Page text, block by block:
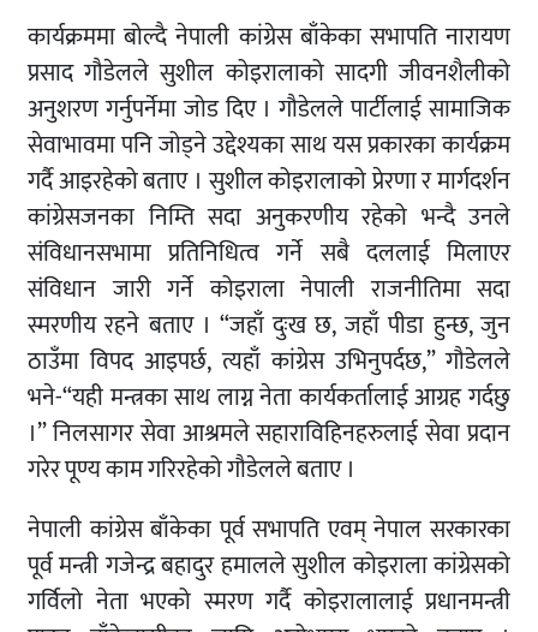
कार्यक्रममा बोल्दै नेपाली कांग्रेस बाँकेका सभापति नारायण
प्रसाद गौडेलले सुशील कोइरालाको सादगी जीवनशैलीको
अनुशरण गर्नुपर्नेमा जोड दिए । गौडेलले पार्टीलाई सामाजिक
सेवाभावमा पनि जोड्ने उद्देश्यका साथ यस प्रकारका कार्यक्रम
गर्दै आइरहेको बताए । सुशील कोइरालाको प्रेरणा र मार्गदर्शन
कांग्रेसजनका निम्ति सदा अनुकरणीय रहेको भन्दै उनले
संविधानसभामा प्रतिनिधित्व गर्ने सबै दललाई मिलाएर
संविधान जारी गर्ने कोइराला नेपाली राजनीतिमा सदा
स्मरणीय रहने बताए । “जहाँ दुःख छ, जहाँ पीडा हुन्छ, जुन
ठाउँमा विपद आइपर्छ, त्यहाँ कांग्रेस उभिनुपर्दछ,” गौडेलले
भने-“यही मन्त्रका साथ लाग्न नेता कार्यकर्तालाई आग्रह गर्दछु
।” निलसागर सेवा आश्रमले सहाराविहिनहरुलाई सेवा प्रदान
गरेर पूण्य काम गरिरहेको गौडेलले बताए ।
नेपाली कांग्रेस बाँकेका पूर्व सभापति एवम् नेपाल सरकारका
पूर्व मन्त्री गजेन्द्र बहादुर हमालले सुशील कोइराला कांग्रेसको
गर्विलो नेता भएको स्मरण गर्दै कोइरालालाई प्रधानमन्त्री